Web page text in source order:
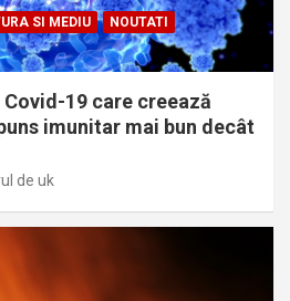
SI MEDIU
NOUTATI
19 care creează
imunitar mai bun decât
de uk